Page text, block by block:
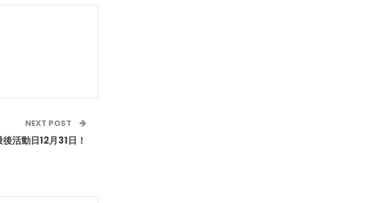
NEXT POST
活動日12月31日！